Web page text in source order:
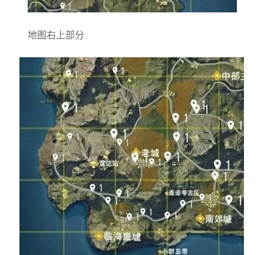
地图右上部分